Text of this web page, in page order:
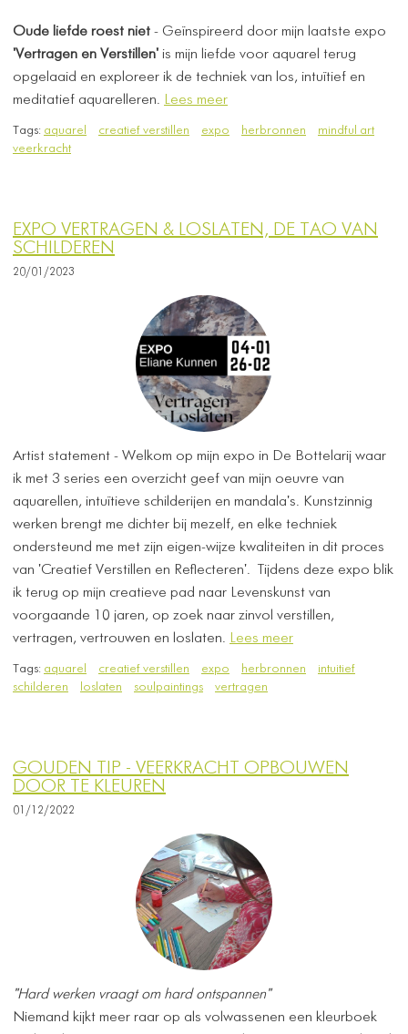
Oude liefde roest niet - Geïnspireerd door mijn laatste expo
'Vertragen en Verstillen' is mijn liefde voor aquarel terug
opgelaaid en exploreer ik de techniek van los, intuïtief en
meditatief aquarelleren. Lees meer
Tags: aquarel creatief verstillen expo herbronnen
mindful art
veerkracht
EXPO VERTRAGEN & LOSLATEN, DE TAO VAN
SCHILDEREN
20/01/2023
Artist statement - Welkom op mijn expo in De Bottelarij waar
ik met 3 series een overzicht geef van mijn oeuvre van
aquarellen, intuïtieve schilderijen en mandala's. Kunstzinnig
werken brengt me dichter bij mezelf, en elke techniek
ondersteund me met zijn eigen-wijze kwaliteiten in dit proces
van 'Creatief Verstillen en Reflecteren'. Tijdens deze expo blik
ik terug op mijn creatieve pad naar Levenskunst van
voorgaande 10 jaren, op zoek naar zinvol verstillen,
vertragen, vertrouwen en loslaten. Lees meer
Tags: aquarel creatief verstillen expo herbronnen
intuitief
schilderen
loslaten soulpaintings vertragen
GOUDEN TIP - VEERKRACHT OPBOUWEN
DOOR TE KLEUREN
01/12/2022
"Hard werken vraagt om hard ontspannen"
Niemand kijkt meer raar op als volwassenen een kleurboek